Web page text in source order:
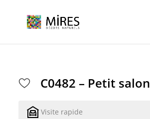
C0482 – Petit salon
Visite rapide